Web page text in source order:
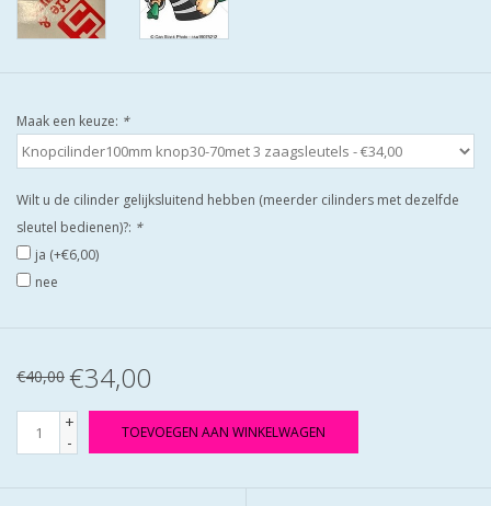
AFSTAND.
DEURSCHILDEN VOOR
BUITEN
waakborden
Maak een keuze: *
Wilt u de cilinder gelijksluitend hebben (meerder cilinders met dezelfde
sleutel bedienen)?: *
ja (+€6,00)
nee
€40,00 €34,00
+
-
TOEVOEGEN AAN WINKELWAGEN